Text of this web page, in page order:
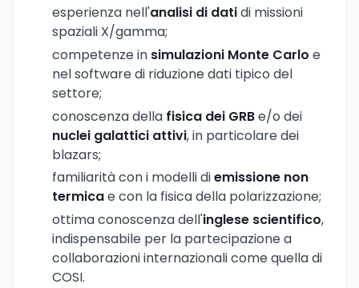
esperienza nell'analisi di datidi missioni
spaziali X/gamma;
competenze in simulazioni Monte Carlo e
nel software di riduzione dati tipico del
settore;
conoscenza della fisica dei GRBe/o dei
nuclei galattici attivi, in particolare dei
blazars;
familiarità con i modelli diemissione non
termicae con la fisica della polarizzazione;
ottima conoscenza dell'inglese scientifico,
indispensabile per la partecipazione a
collaborazioni internazionali come quella di
COSI.